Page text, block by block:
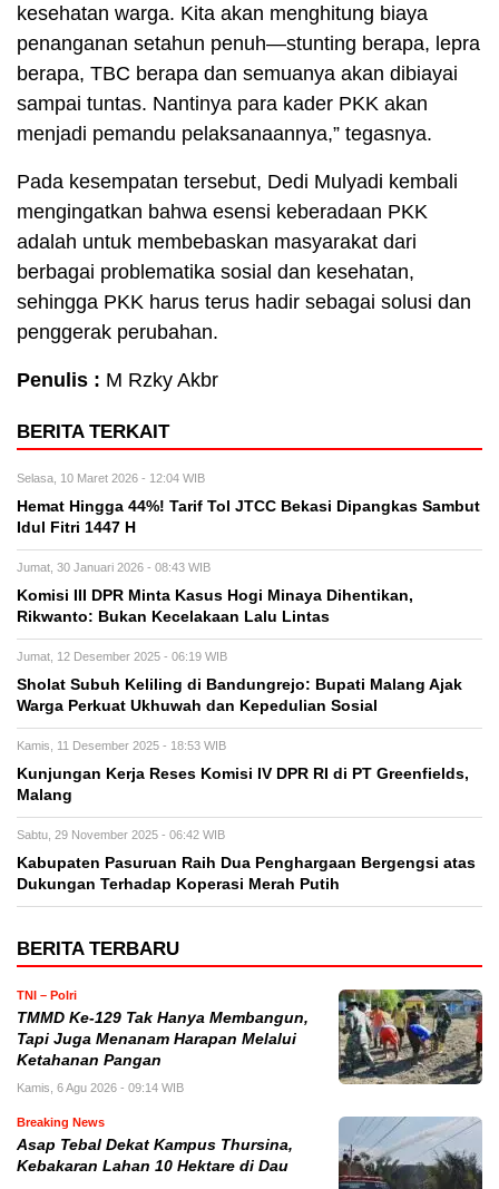
kesehatan warga. Kita akan menghitung biaya
penanganan setahun penuh—stunting berapa, lepra
berapa, TBC berapa dan semuanya akan dibiayai
sampai tuntas. Nantinya para kader PKK akan
menjadi pemandu pelaksanaannya,” tegasnya.
Pada kesempatan tersebut, Dedi Mulyadi kembali
mengingatkan bahwa esensi keberadaan PKK
adalah untuk membebaskan masyarakat dari
berbagai problematika sosial dan kesehatan,
sehingga PKK harus terus hadir sebagai solusi dan
penggerak perubahan.
Penulis : M Rzky Akbr
BERITA TERKAIT
Selasa, 10 Maret 2026 - 12:04 WIB
Hemat Hingga 44%! Tarif Tol JTCC Bekasi Dipangkas Sambut
Idul Fitri 1447 H
Jumat, 30 Januari 2026 - 08:43 WIB
Komisi III DPR Minta Kasus Hogi Minaya Dihentikan,
Rikwanto: Bukan Kecelakaan Lalu Lintas
Jumat, 12 Desember 2025 - 06:19 WIB
Sholat Subuh Keliling di Bandungrejo: Bupati Malang Ajak
Warga Perkuat Ukhuwah dan Kepedulian Sosial
Kamis, 11 Desember 2025 - 18:53 WIB
Kunjungan Kerja Reses Komisi IV DPR RI di PT Greenfields,
Malang
Sabtu, 29 November 2025 - 06:42 WIB
Kabupaten Pasuruan Raih Dua Penghargaan Bergengsi atas
Dukungan Terhadap Koperasi Merah Putih
BERITA TERBARU
TNI – Polri
TMMD Ke-129 Tak Hanya Membangun,
Tapi Juga Menanam Harapan Melalui
Ketahanan Pangan
Kamis, 6 Agu 2026 - 09:14 WIB
Breaking News
Asap Tebal Dekat Kampus Thursina,
Kebakaran Lahan 10 Hektare di Dau